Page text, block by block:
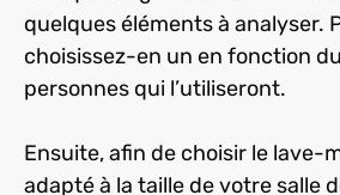
quelques éléments à analyser.
choisissez-en un en fonction
personnes qui l’utiliseront.
Ensuite, afin de choisir le lave-
adapté à la taille de votre salle